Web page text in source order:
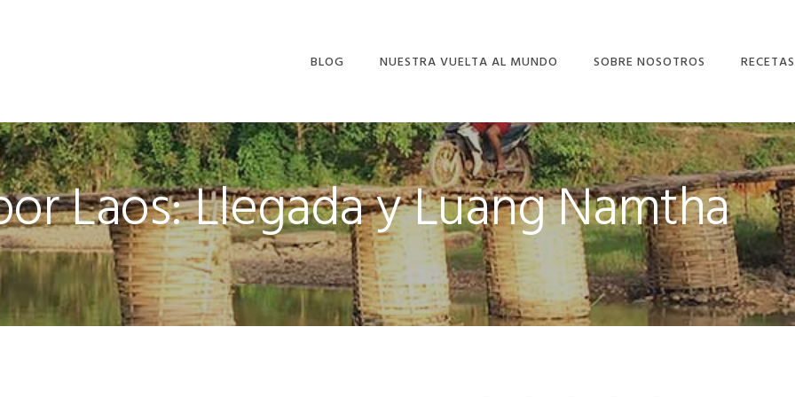
BLOG NUESTRA VUELTA AL MUNDO SOBRE NOSOTROS RECETAS
Laos: Llegada y Luang Namtha